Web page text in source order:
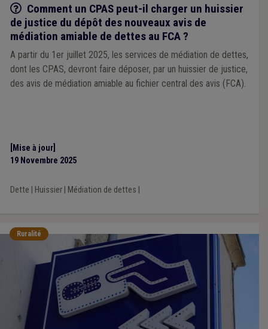
Q/R
Comment un CPAS peut-il charger un huissier
de justice du dépôt des nouveaux avis de
médiation amiable de dettes au FCA ?
A partir du 1er juillet 2025, les services de médiation de dettes,
dont les CPAS, devront faire déposer, par un huissier de justice,
des avis de médiation amiable au fichier central des avis (FCA).
[Mise à jour]
19 Novembre 2025
Dette Huissier| Médiation de dettes
Ruralité